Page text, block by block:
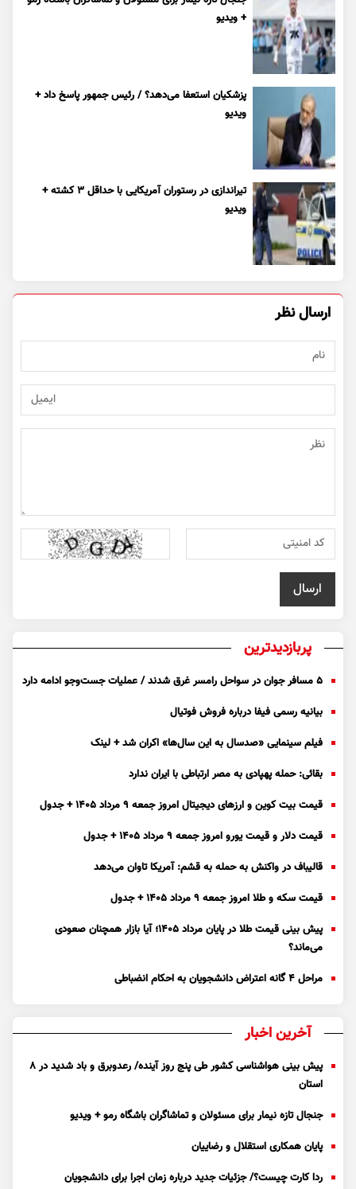
+ ویدیو
پزشکیان استعفا می‌دهد؟ / رئیس جمهور پاسخ داد +
ویدیو
تیراندازی در رستوران آمریکایی با حداقل ۳ کشته +
ویدیو
ارسال نظر
پربازدیدترین
۵ مسافر جوان در سواحل رامسر غرق شدند / عملیات جست‌و‌جو ادامه دارد
بیانیه رسمی فیفا درباره فروش فوتیال
فیلم سینمایی «صدسال به این سال‌ها» اکران شد + لینک
بقائی: حمله پهپادی به مصر ارتباطی با ایران ندارد
قیمت بیت کوین و ارز‌های دیجیتال امروز جمعه ۹ مرداد ۱۴۰۵ + جدول
قیمت دلار و قیمت یورو امروز جمعه ۹ مرداد ۱۴۰۵ + جدول
قالیباف در واکنش به حمله به قشم: آمریکا تاوان می‌دهد
قیمت سکه و طلا امروز جمعه ۹ مرداد ۱۴۰۵ + جدول
پیش بینی قیمت طلا در پایان مرداد 1405؛ آیا بازار همچنان صعودی
می‌ماند؟
مراحل ۴ گانه اعتراض دانشجویان به احکام انضباطی
آخرین اخبار
پیش بینی هواشناسی کشور طی پنج روز آینده/ رعدوبرق و باد شدید در ۸
استان
جنجال تازه نیمار برای مسئولان و تماشاگران باشگاه رمو + ویدیو
پایان همکاری استقلال و رضاییان
ردا کارت چیست؟/ جزئیات جدید درباره زمان اجرا برای دانشجویان